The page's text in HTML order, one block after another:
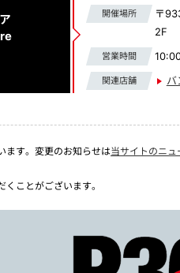
開催場所
〒
2F​​​
営業時間
関連店舗 バ
ます。変更のお知らせは当サイトのニュ
ことがございます。